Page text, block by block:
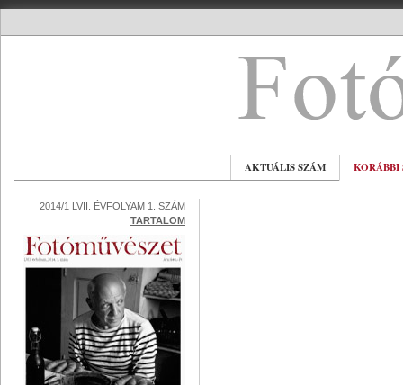
AKTUÁLIS SZÁM KORÁBBI
2014/1 LVII. ÉVFOLYAM 1. SZÁM
TARTALOM